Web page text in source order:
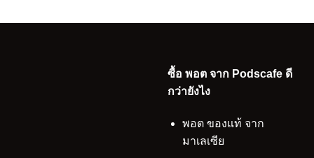
ซื้อ พอต จาก Podscafe ดี
กว่ายังไง
พอต ของแท้ จาก
มาเลเซีย